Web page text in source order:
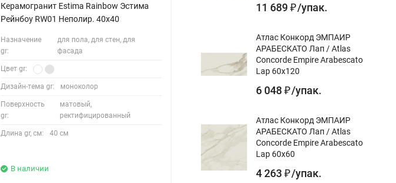
Керамогранит Estima Rainbow Эстима
Рейнбоу RW01 Неполир. 40х40
Назначение
gr:
для пола, для стен, для
фасада
Цвет gr:
Дизайн-тема gr: моноколор
Поверхность
gr:
матовый,
ректифицированный
Длина gr, см: 40 см
В наличии
Керама Марацци / Kerama Marazzi 21058
для пола, для стен, мозаика
Дизайн-тема gr: моноколор
матовый
Под заказ
11 689 ₽ /упак.
Атлас Конкорд ЭМПАИР
АРАБЕСКАТО Лап / Atlas
Concorde Empire Arabescato
Lap 60x120
6 048 ₽ /упак.
Атлас Конкорд ЭМПАИР
АРАБЕСКАТО Лап / Atlas
Concorde Empire Arabescato
Lap 60x60
4 263 ₽ /упак.